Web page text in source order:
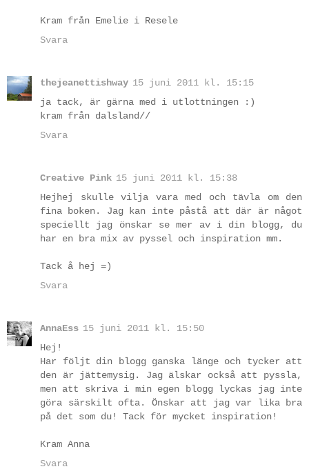
Kram från Emelie i Resele
Svara
thejeanettishway 15 juni 2011 kl. 15:15
ja tack, är gärna med i utlottningen :)
kram från dalsland//
Svara
Creative Pink 15 juni 2011 kl. 15:38
Hejhej skulle vilja vara med och tävla om den
fina boken. Jag kan inte påstå att där är något
speciellt jag önskar se mer av i din blogg, du
har en bra mix av pyssel och inspiration mm.
Tack å hej =)
Svara
AnnaEss 15 juni 2011 kl. 15:50
Hej!
Har följt din blogg ganska länge och tycker att
den är jättemysig. Jag älskar också att pyssla,
men att skriva i min egen blogg lyckas jag inte
göra särskilt ofta. Önskar att jag var lika bra
på det som du! Tack för mycket inspiration!
Kram Anna
Svara